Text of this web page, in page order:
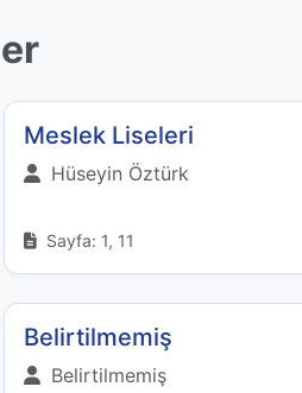
Meslek Liseleri
Hüseyin Öztürk
Sayfa: 1, 11
Belirtilmemiş
Belirtilmemiş